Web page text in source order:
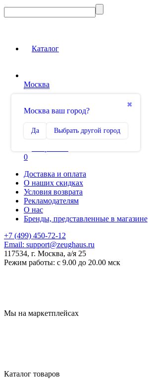
Каталог
Москва
✖
Москва ваш город?
Да Выбрать другой город
Сравнение
0
Доставка и оплата
О наших скидках
Условия возврата
Рекламодателям
О нас
Бренды, представленные в магазине
+7 (499) 450-72-12
Email: support@zeughaus.ru
117534, г. Москва, а/я 25
Режим работы: с 9.00 до 20.00 мск
Мы на маркетплейсах
Каталог товаров